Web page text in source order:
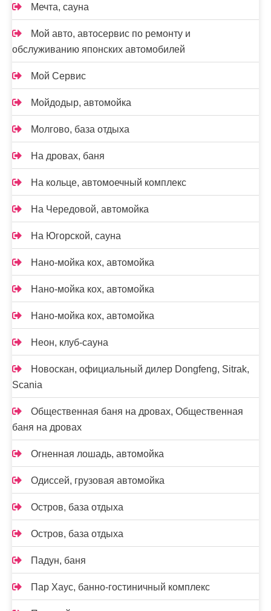
Мечта, сауна
Мой авто, автосервис по ремонту и
обслуживанию японских автомобилей
Мой Сервис
Мойдодыр, автомойка
Молгово, база отдыха
На дровах, баня
На кольце, автомоечный комплекс
На Чередовой, автомойка
На Югорской, сауна
Нано-мойка кох, автомойка
Нано-мойка кох, автомойка
Нано-мойка кох, автомойка
Неон, клуб-сауна
Новоcкан, официальный дилер Dongfeng, Sitrak,
Scania
Общественная баня на дровах, Общественная
баня на дровах
Огненная лошадь, автомойка
Одиссей, грузовая автомойка
Остров, база отдыха
Остров, база отдыха
Падун, баня
Пар Хаус, банно-гостиничный комплекс